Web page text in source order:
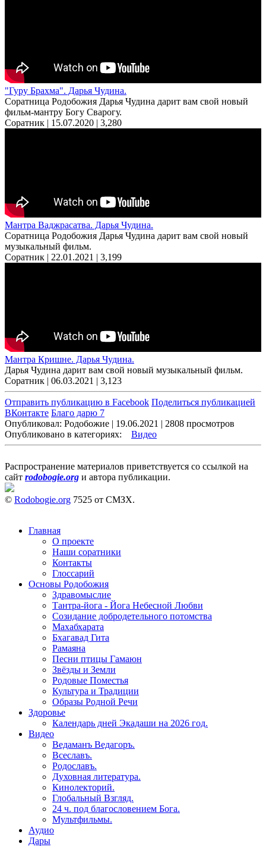
"Гуру Брахма". Дарья Чудина.
Соратница Родобожия Дарья Чудина дарит вам свой новый
фильм-мантру Богу Сварогу.
Соратник | 15.07.2020 | 3,280
Мантра Ваджрасатва. Дарья Чудина.
Соратница Родобожия Дарья Чудина дарит вам свой новый
музыкальный фильм.
Соратник | 22.01.2021 | 3,199
Мантра Кришне. Дарья Чудина.
Дарья Чудина дарит вам свой новый музыкальный фильм.
Соратник | 06.03.2021 | 3,123
Отправить публикацию в Facebook Поделиться публикацией
ВКонтакте Благо дарю 7
Опубликовал: Родобожие | 19.06.2021 | 2808 просмотров
Опубликовано в категориях: Видео
Распространение материалов приветствуется со ссылкой на
сайт rodobogie.org и автора публикации.
© Rodobogie.org 7525 от СМЗХ.
Главная
О проекте
Наши соратники
Контакты
Глоссарий
Основы Родобожия
Здравомыслие
Тантра-йога - Йога Небесной Любви
Созидание добродетельного потомства
Махабхарата
Бхагавад Гита
Рамаяна
Песни птицы Гамаюн
Звёзды и Земли
Родовые Поместья
Культура и Традиции
Образы Родной Речи
Здоровье
Календарь дней Экадаши на 2026 год.
Видео
Ведаманъ Ведагоръ.
Всеславъ.
Родославъ.
Духовная литература.
Кинолекторий.
Глобальный Взгляд.
24 ч. под благословением Бога.
Мультфильмы.
Аудио
Дары